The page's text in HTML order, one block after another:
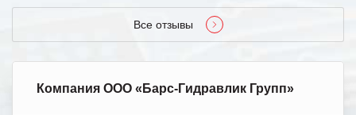
Все отзывы
Компания ООО «Барс-Гидравлик Групп»